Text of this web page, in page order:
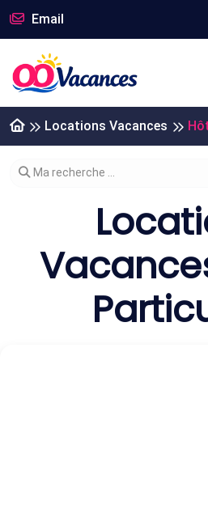
Email
Locations Vacances
Modifier votre recherche
Ma recherche ...